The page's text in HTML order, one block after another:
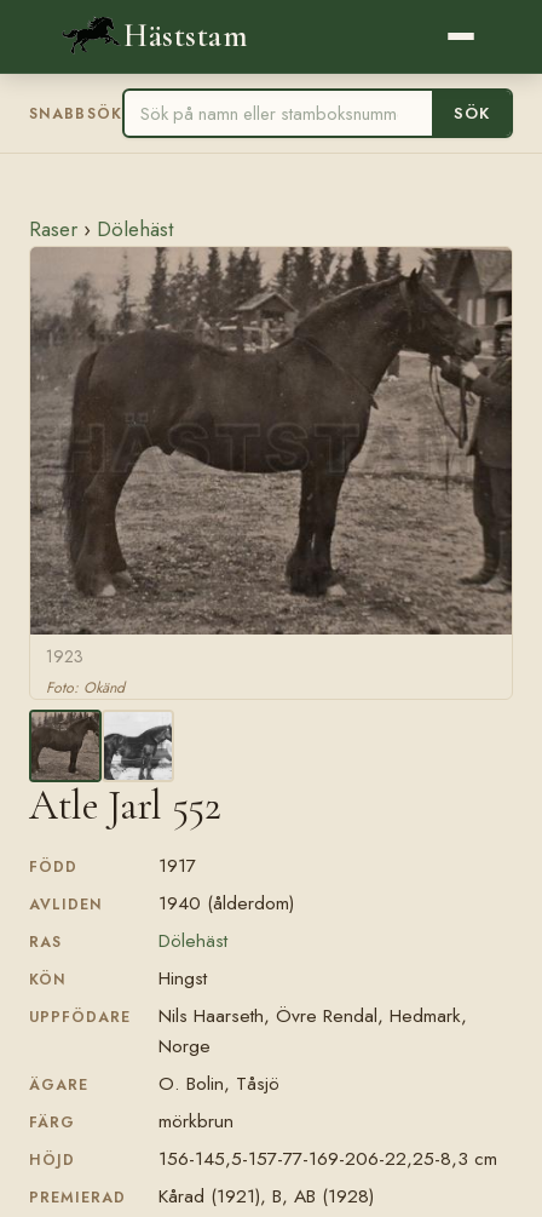
Häststam
SNABBSÖK SÖK
Raser › Dölehäst
1923
Foto: Okänd
Atle Jarl 552
FÖDD 1917
AVLIDEN 1940 (ålderdom)
RAS Dölehäst
KÖN Hingst
UPPFÖDARE
Nils Haarseth, Övre Rendal, Hedmark,
Norge
ÄGARE O. Bolin, Tåsjö
FÄRG mörkbrun
HÖJD 156-145,5-157-77-169-206-22,25-8,3 cm
PREMIERAD Kårad (1921), B, AB (1928)